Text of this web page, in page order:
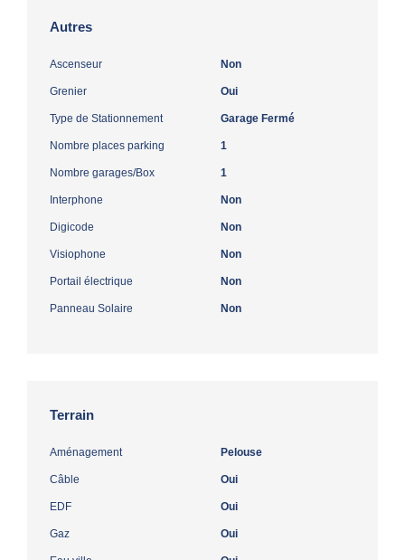
Autres
Ascenseur Non
Grenier Oui
Type de Stationnement Garage Fermé
Nombre places parking 1
Nombre garages/Box 1
Interphone Non
Digicode Non
Visiophone Non
Portail électrique Non
Panneau Solaire Non
Terrain
Aménagement Pelouse
Câble Oui
EDF Oui
Gaz Oui